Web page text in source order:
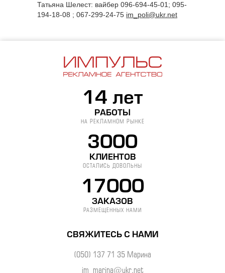
Татьяна Шелест: вайбер 096-694-45-01; 095-
194-18-08 ; 067-299-24-75 im_poli@ukr.net
14 лет
РАБОТЫ
НА РЕКЛАМНОМ РЫНКЕ
3000
КЛИЕНТОВ
ОСТАЛИСЬ ДОВОЛЬНЫ
17000
ЗАКАЗОВ
РАЗМЕЩЕННЫХ НАМИ
СВЯЖИТЕСЬ С НАМИ
(050) 137 71 35 Марина
im_marina@ukr.net